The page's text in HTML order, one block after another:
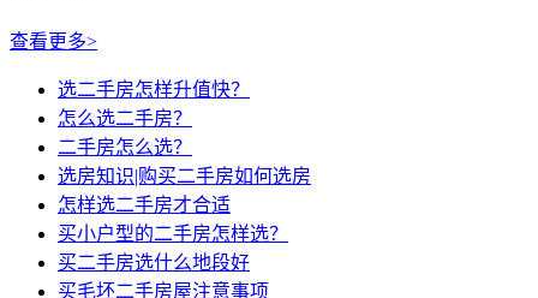
查看更多>
选二手房怎样升值快？
怎么选二手房？
二手房怎么选？
选房知识|购买二手房如何选房
怎样选二手房才合适
买小户型的二手房怎样选？
买二手房选什么地段好
买毛坯二手房屋注意事项